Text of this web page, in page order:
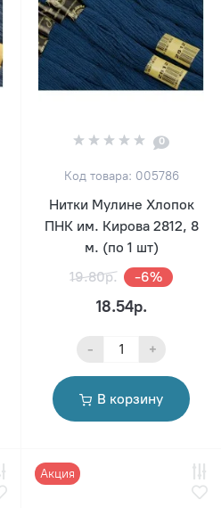
0
Код товара: 005786
Нитки Мулине Хлопок
ПНК им. Кирова 2812, 8
м. (по 1 шт)
19.80р.
-6%
18.54р.
- +
В корзину
Акция